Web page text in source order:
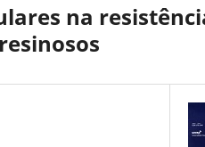
na